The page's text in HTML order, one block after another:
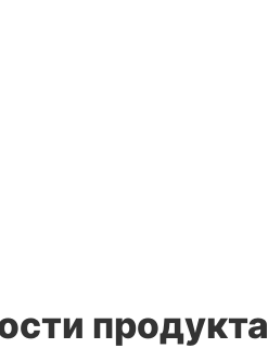
продукта